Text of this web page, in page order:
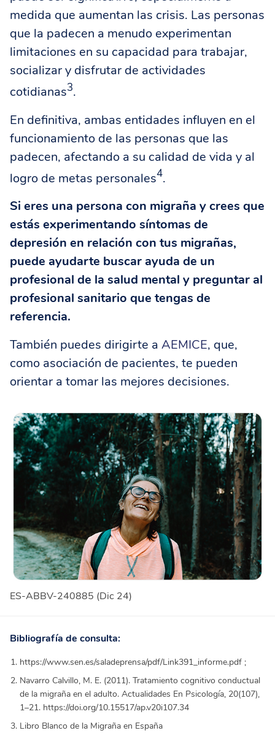
medida que aumentan las crisis. Las personas
que la padecen a menudo experimentan
limitaciones en su capacidad para trabajar,
socializar y disfrutar de actividades
cotidianas3.
En definitiva, ambas entidades influyen en el
funcionamiento de las personas que las
padecen, afectando a su calidad de vida y al
logro de metas personales4.
Si eres una persona con migraña y crees que
estás experimentando síntomas de
depresión en relación con tus migrañas,
puede ayudarte buscar ayuda de un
profesional de la salud mental y preguntar al
profesional sanitario que tengas de
referencia.
También puedes dirigirte a AEMICE, que,
como asociación de pacientes, te pueden
orientar a tomar las mejores decisiones.
ES-ABBV-240885 (Dic 24)
Bibliografía de consulta:
https://www.sen.es/saladeprensa/pdf/Link391_informe.pdf ;
Navarro Calvillo, M. E. (2011). Tratamiento cognitivo conductual
de la migraña en el adulto. Actualidades En Psicología, 20(107),
1–21. https://doi.org/10.15517/ap.v20i107.34
Libro Blanco de la Migraña en España